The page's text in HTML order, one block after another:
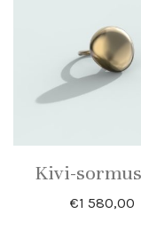
Kivi-sormus
€1 580,00